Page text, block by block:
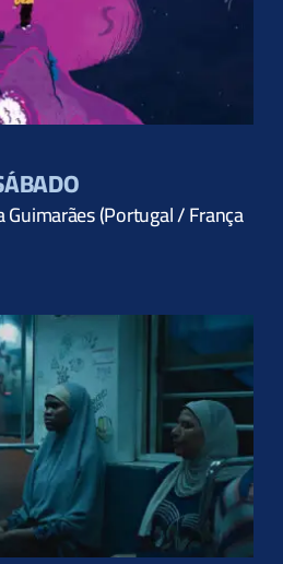
Guimarães (Portugal / França